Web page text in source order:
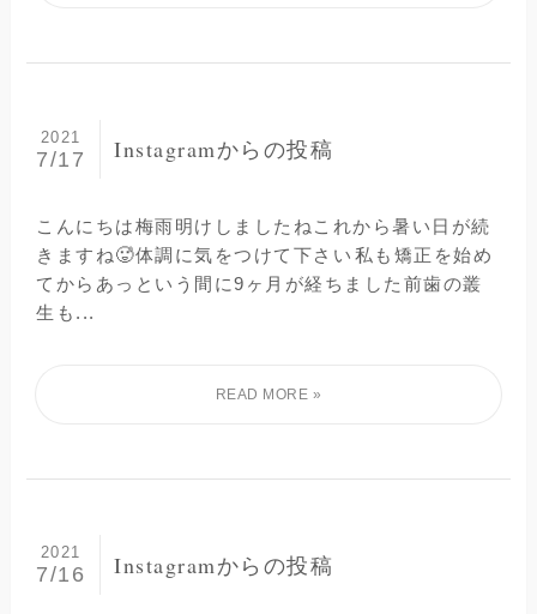
Instagramからの投稿
2021
7/17
こんにちは梅雨明けしましたね️これから暑い日が続
きますね🥵体調に気をつけて下さい⁡私も矯正を始め
てからあっという間に9ヶ月が経ちました前歯の叢
生も...
Instagramからの投稿
2021
7/16